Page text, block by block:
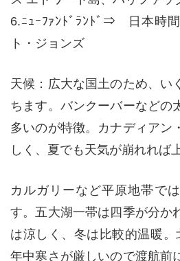
6.ﾆｭｰﾌｧﾝﾄﾞﾗﾝﾄﾞ⇒ 日本時
ト・ジョンズ
天候：広大な国土のため、い
ちます。バンクーバーなどの
多いのが特徴。カナディアン
しく、夏でも天気が崩れれば
カルガリーなど平原地帯で
す。五大湖一帯は四季が分か
は涼しく、冬は比較的温暖
年中寒さが厳しいので渡航前